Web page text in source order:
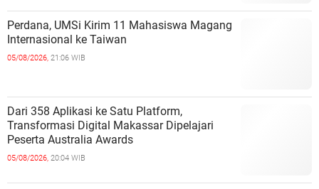
Perdana, UMSi Kirim 11 Mahasiswa Magang
Internasional ke Taiwan
05/08/2026, 21:06 WIB
Dari 358 Aplikasi ke Satu Platform,
Transformasi Digital Makassar Dipelajari
Peserta Australia Awards
05/08/2026, 20:04 WIB